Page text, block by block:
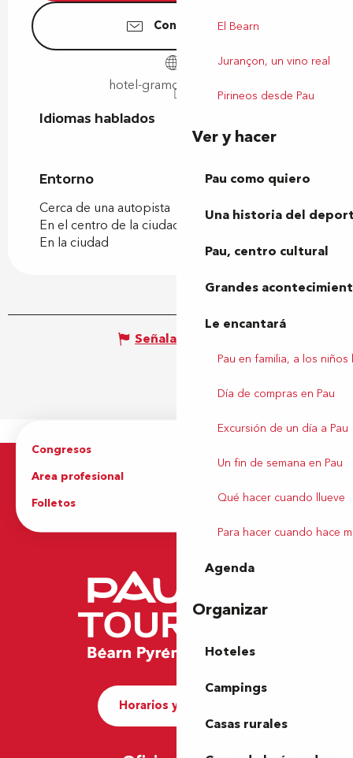
El Bearn
Jurançon, un vino real
Pirineos desde Pau
Ver y hacer
Pau como quiero
Una historia del
Pau, centro cultural
Grandes
Le encantará
Pau en familia, a los niños
Día de compras en Pau
Excursión de un día a Pau
Un fin de semana en Pau
Qué hacer cuando llueve
Para hacer cuando hace
Agenda
Organizar
Hoteles
Campings
Casas rurales
Contáctenos
hotel-gramont-pau.com
Idiomas hablados
Idiomas hablados
Entorno
Entorno
Cerca de una autopista
En el centro de la ciudad
En la ciudad
Señalar un error
Congresos
Area profesional
Folletos
Oficina de Turismo
Horarios y contacto